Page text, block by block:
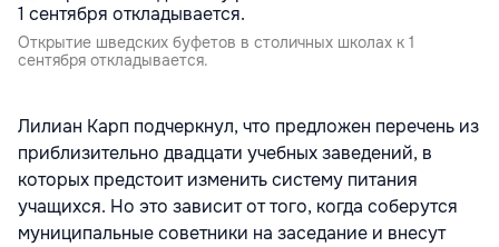
Открытие шведских буфетов в столичных школах к 1
сентября откладывается.
Лилиан Карп подчеркнул, что предложен перечень из
приблизительно двадцати учебных заведений, в
которых предстоит изменить систему питания
учащихся. Но это зависит от того, когда соберутся
муниципальные советники на заседание и внесут